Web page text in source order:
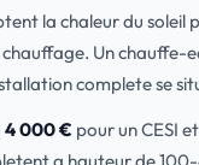
la chaleur du soleil
Un chauffe-
complete se
4 000 € pour un CESI